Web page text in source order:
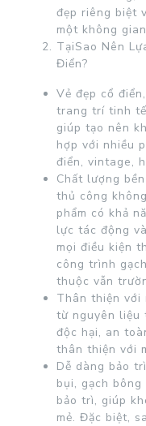
đẹp riêng biệt
một không
TạiSao Nên
Điển?
Vẻ đẹp cổ
trang trí tinh
giúp tạo nên
hợp với nhiều
điển, vintage,
Chất lượng
thủ công
phẩm có khả
lực tác động
mọi điều kiện
công trình
thuộc vẫn
Thân thiện với
từ nguyên liệu
độc hại, an
thân thiện với
Dễ dàng bảo
bụi, gạch
bảo trì, giúp
mẻ. Đặc biệt,